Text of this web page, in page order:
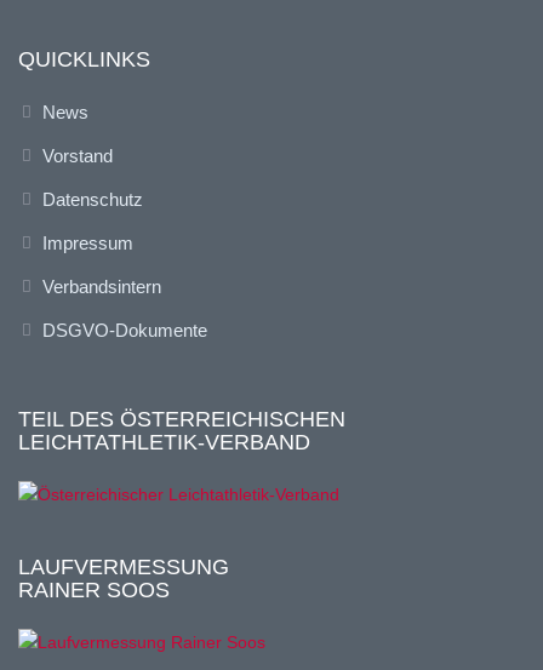
QUICKLINKS
News
Vorstand
Datenschutz
Impressum
Verbandsintern
DSGVO-Dokumente
TEIL DES ÖSTERREICHISCHEN
LEICHTATHLETIK-VERBAND
LAUFVERMESSUNG
RAINER SOOS